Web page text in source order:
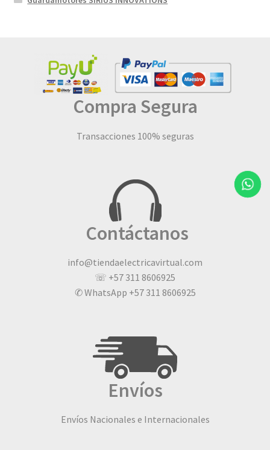
Compra Segura
Transacciones 100% seguras
Contáctanos
info@tiendaelectricavirtual.com
☏ +57 311 8606925
✆ WhatsApp +57 311 8606925
Envíos
Envíos Nacionales e Internacionales